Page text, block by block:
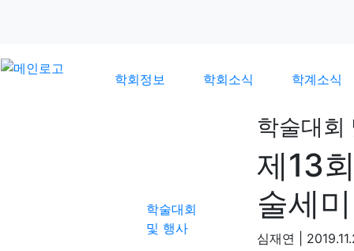
학회정보 학회소식 학계소식
학술대회
및 행사
학술대회
제13
술세
심재연